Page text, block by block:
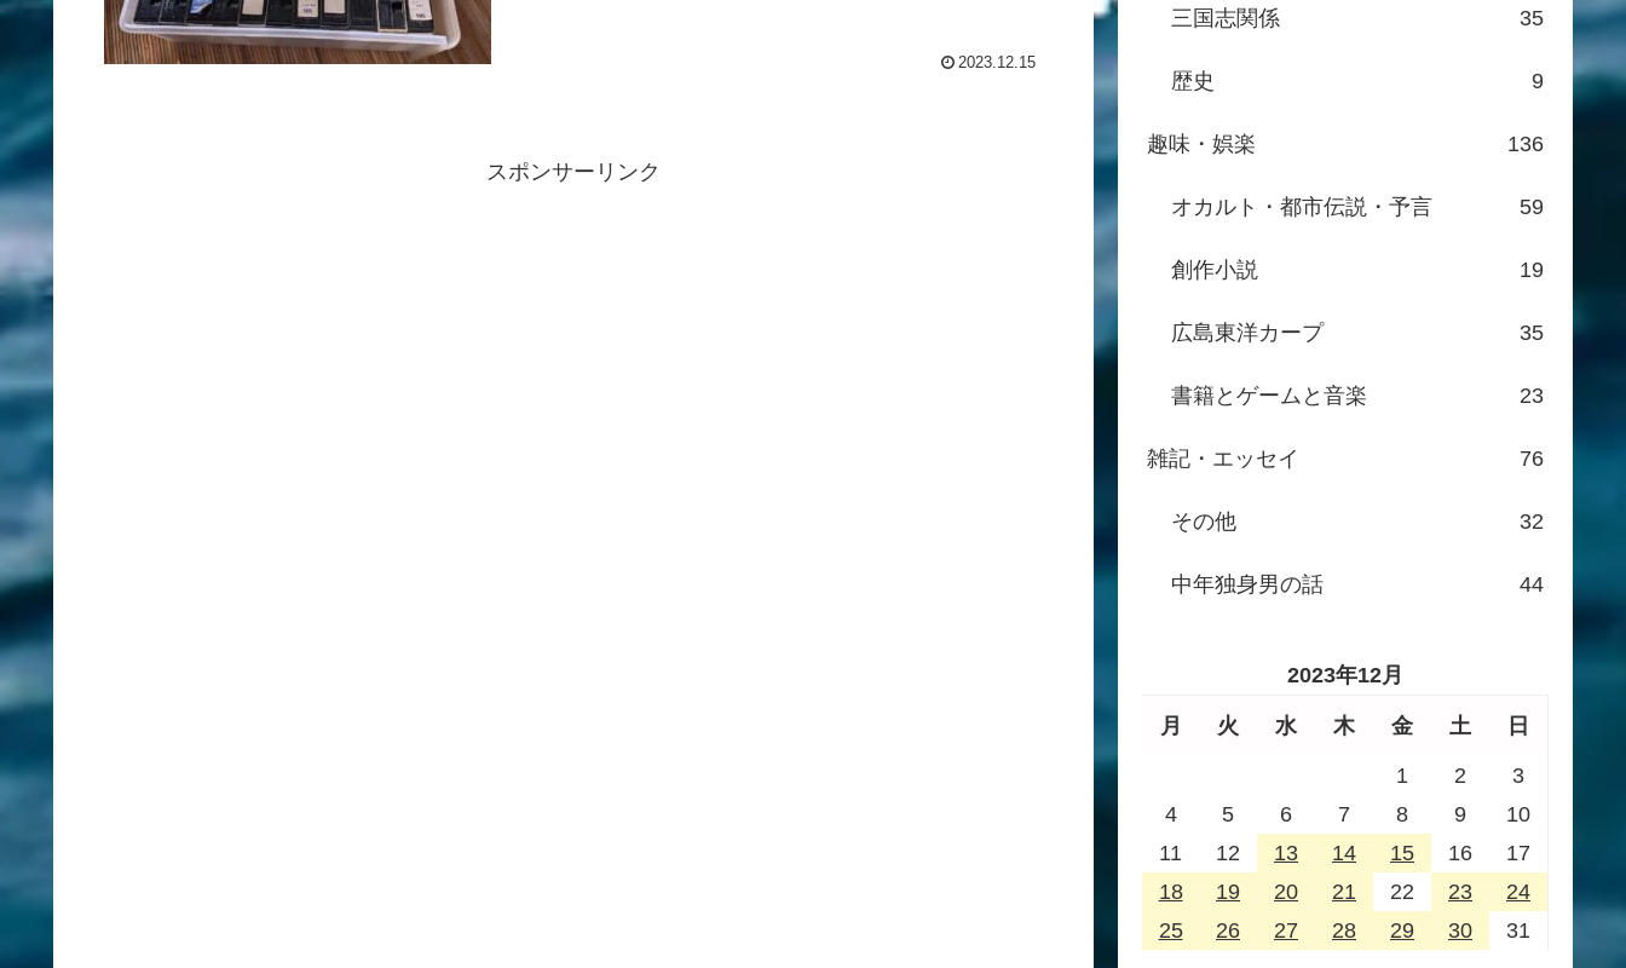
2023.12.15
スポンサーリンク
三国志関係 35
歴史 9
趣味・娯楽 136
オカルト・都市伝説・予言 59
創作小説 19
広島東洋カープ 35
書籍とゲームと音楽 23
雑記・エッセイ 76
その他 32
中年独身男の話 44
2023年12月
月 火 水 木 金 土 日
1 2
3
4
5 6 7 8 9
10
11
12 13 14 15 16
17
18
19 20 21 22 23
24
25
26 27 28 29 30 31